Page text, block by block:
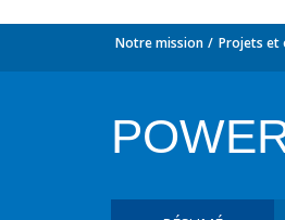
Notre mission Projets et